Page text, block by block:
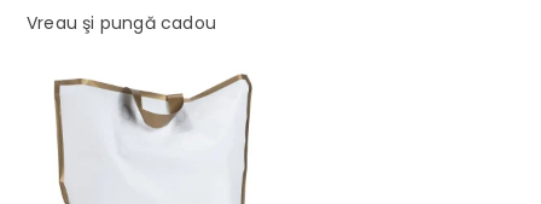
Vreau şi pungă cadou